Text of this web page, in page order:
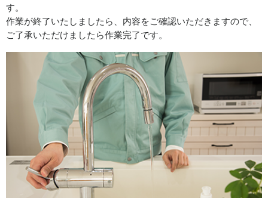
す。
作業が終了いたしましたら、内容をご確認いただきますので、
ご了承いただけましたら作業完了です。